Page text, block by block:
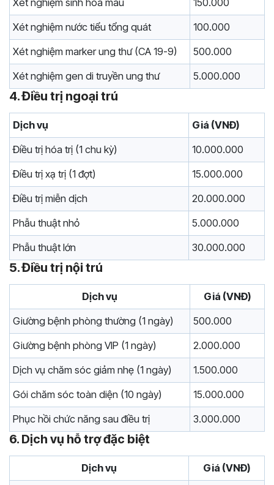
Xét nghiệm sinh hóa máu
150.000
Xét nghiệm nước tiểu tổng quát
100.000
Xét nghiệm marker ung thư (CA 19-9)
500.000
Xét nghiệm gen di truyền ung thư
5.000.000
4. Điều trị ngoại trú
Dịch vụ
Giá (VNĐ)
Điều trị hóa trị (1 chu kỳ)
10.000.000
Điều trị xạ trị (1 đợt)
15.000.000
Điều trị miễn dịch
20.000.000
Phẫu thuật nhỏ
5.000.000
Phẫu thuật lớn
30.000.000
5. Điều trị nội trú
Dịch vụ
Giá (VNĐ)
Giường bệnh phòng thường (1 ngày)
500.000
Giường bệnh phòng VIP (1 ngày)
2.000.000
Dịch vụ chăm sóc giảm nhẹ (1 ngày)
1.500.000
Gói chăm sóc toàn diện (10 ngày)
15.000.000
Phục hồi chức năng sau điều trị
3.000.000
6. Dịch vụ hỗ trợ đặc biệt
Dịch vụ Giá (VNĐ)